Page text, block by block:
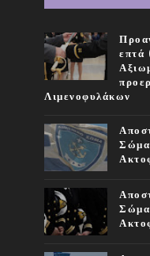
Λιμενοφυλάκων